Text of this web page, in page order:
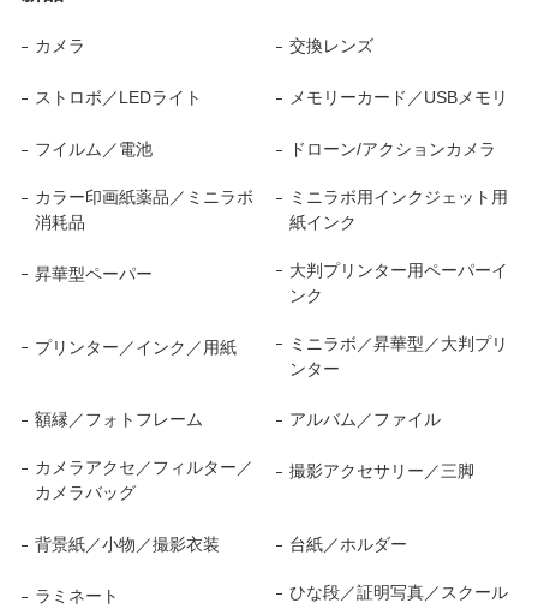
カメラ 交換レンズ
ストロボ／LEDライト メモリーカード／USBメモリ
フイルム／電池 ドローン/アクションカメラ
カラー印画紙薬品／ミニラボ
消耗品
ミニラボ用インクジェット用
紙インク
昇華型ペーパー
大判プリンター用ペーパーイ
ンク
プリンター／インク／用紙
ミニラボ／昇華型／大判プリ
ンター
額縁／フォトフレーム アルバム／ファイル
カメラアクセ／フィルター／
カメラバッグ
撮影アクセサリー／三脚
背景紙／小物／撮影衣装 台紙／ホルダー
ラミネート
ひな段／証明写真／スクール